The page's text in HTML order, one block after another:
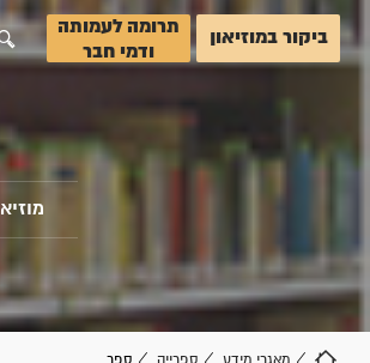
ביקור במוזיאון
תרומה לעמותה
ודמי חבר
מאגרי מידע ספרייה ספר